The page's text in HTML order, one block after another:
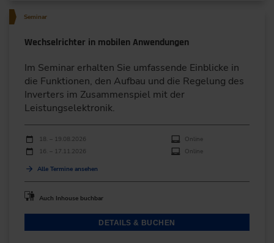
Seminar
Wechselrichter in mobilen Anwendungen
Im Seminar erhalten Sie umfassende Einblicke in
die Funktionen, den Aufbau und die Regelung des
Inverters im Zusammenspiel mit der
Leistungselektronik.
Durchführungen
Veranstaltungsdatum
18. – 19.08.2026
Online
16. – 17.11.2026
Online
Alle Termine ansehen
Auch Inhouse buchbar
DETAILS & BUCHEN